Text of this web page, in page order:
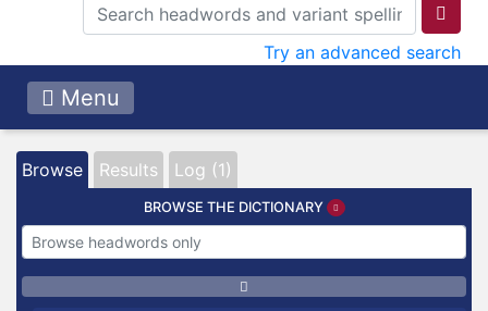
Try an advanced search
Menu
Browse Results Log (1)
BROWSE THE DICTIONARY